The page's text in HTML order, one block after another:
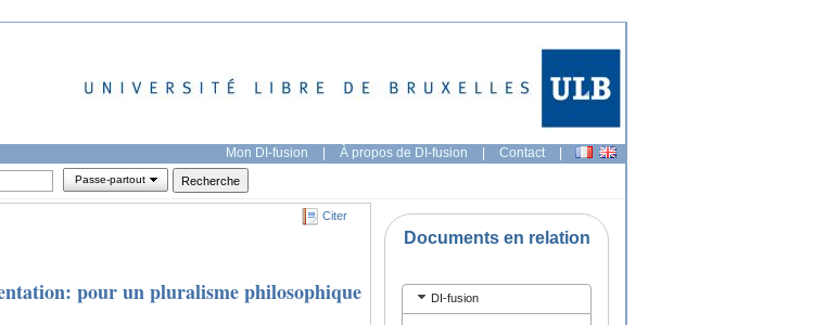
Mon DI-fusion | À propos de DI-fusion | Contact |
Passe-partout
Citer
pour un pluralisme philosophique
Documents en relation
DI-fusion